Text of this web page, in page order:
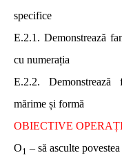
specifice
E.2.1. Demonstrează
cu numerația
E.2.2.
mărime și formă
OBIECTIVE
O1 – să asculte